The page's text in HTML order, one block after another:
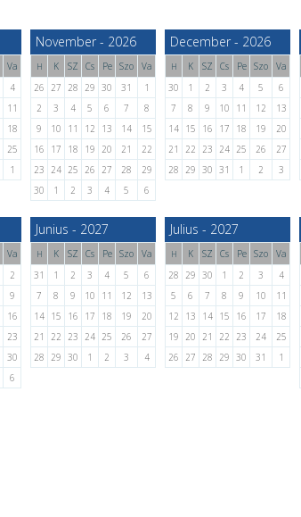
Va
4
11
18
25
1
November - 2026
H K SZ Cs Pe Szo
Va
26 27 28 29 30 31
1
2
3 4 5 6 7
8
9
10 11 12 13 14
15
16
17 18 19 20 21
22
23 24 25 26 27 28
29
30
1 2 3 4 5 6
December - 2026
H K SZ Cs Pe Szo
Va
30
1 2 3 4 5
6
7
8 9 10 11 12
13
14 15 16 17 18 19
20
21
22 23 24 25 26
27
28 29 30 31 1 2 3
Va
2
9
16
23
30
6
Junius - 2027
H K SZ Cs Pe Szo
Va
31
1 2 3 4 5
6
7
8 9 10 11 12
13
14 15 16 17 18 19
20
21
22 23 24 25 26
27
28 29 30 1 2 3 4
Julius - 2027
H K SZ Cs Pe Szo
Va
28 29 30 1 2 3
4
5
6 7 8 9 10
11
12
13 14 15 16 17
18
19 20 21 22 23 24
25
26 27 28 29 30 31 1